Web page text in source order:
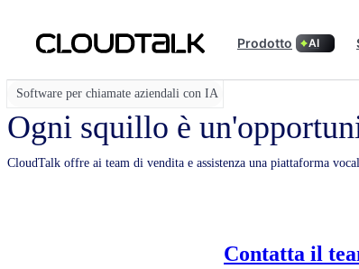
Prodotto AI
Software per chiamate aziendali con IA
Ogni squillo è
CloudTalk offre ai team di vendita e assistenza una piattaforma
Contatta il